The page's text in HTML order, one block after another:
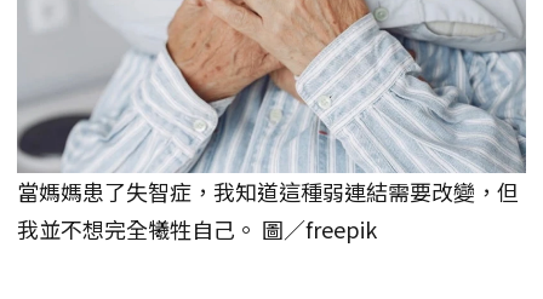
當媽媽患了失智症，我知道這種弱連結需要改變，但
我並不想完全犧牲自己。 圖／freepik